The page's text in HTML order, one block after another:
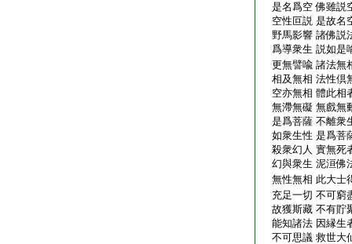
是名爲空 佛雖説
空性叵説 是故名
野馬影響 諸佛説
爲導衆生 説如是
更無譬喩 諸法無
相及無相 法性倶
空亦無相 體此相
無滯無礙 無戲無
是爲菩薩 不離衆
如衆生性 是爲菩
殺衆幻人 實無死
幻與衆生 泥洹佛
無性無相 此大士
充足一切 不可窮
故獲斯藏 不有貯
能知諸法 因縁生
不可思議 救世大